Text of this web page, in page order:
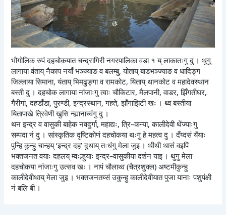
भौगोलिक रुपं दहचोकयात चन्द्रागिरी नगरपालिका वडा १ य् लाकातःगु दु । थुगु
लागाया वंताय् नैकाप नयाँ भञ्ज्याङ व बलम्बु, योताय् बाडभञ्ज्याङ व धादिङ्ग
जिल्लाया सिमाना, यंताय् भिमढुङ्गा व रामकोट, यिताय् थानकोट व महादेवस्थान
बस्ती दु । दहचोक लागाया नांजाःगु त्वाः चौकिटार, मैलपानी, वाडर, झिँगतीघर,
गैरीगां, दहडाँडा, पुरण्डी, इन्द्रस्थान, गहते, झाँगाझिटी खः । थ्व बस्तीया
यितापाखे त्रिवेणी खुसि न्ह्यानाच्वंगु दु ।
थन इन्द्र व वासुकी बाहेक नवदुर्गा, महाद्यः, त्रि–कन्या, कालीदेवी थेंज्याःगु
सम्पदा नं दु । सांस्कृतिक दृष्टिकोणं दहचोकया थःगु हे महत्व दु । दँय्दसं यँयाः
पुन्हि कुन्हु चान्हय् ‘इन्द्र दह’ दुथाय् तःधंगु मेला जुइ । थीथी थासं वइपिं
भक्तजनत वयाः दहलय् म्वःल्हुयाः इन्द्र–वासुकीया दर्शन याइ । थुगु मेला
दहचोकया नांजाःगु उत्सव खः । नापं चौलाथ्व (चैत्रशुक्ल) अष्टमीकुन्हु
कालीदेवीथाय् मेला जुइ । भक्तजनतय्सं उकुन्हु कालीदेवीयात पुजा यानाः पशुपंक्षी
नं बलि बी ।